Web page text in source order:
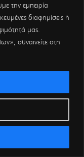
την εμπειρία
διαφημίσεις ή
μας.
συναινείτε στη